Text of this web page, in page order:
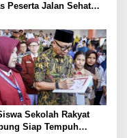
Peserta Jalan Sehat
Sehat dan Bahagia
Sekolah Rakyat
Siap Tempuh